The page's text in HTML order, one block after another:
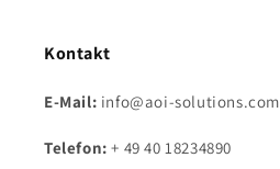
Kontakt
E-Mail: info@aoi-solutions.com
Telefon:+ 49 40 18234890